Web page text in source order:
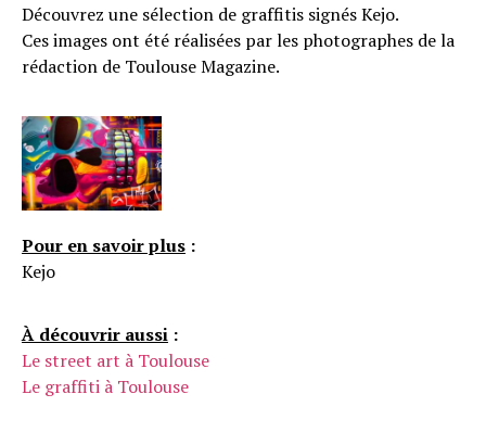
Découvrez une sélection de graffitis signés Kejo.
Ces images ont été réalisées par les photographes de la
rédaction de Toulouse Magazine.
Pour en savoir plus :
Kejo
À découvrir aussi :
Le street art à Toulouse
Le graffiti à Toulouse